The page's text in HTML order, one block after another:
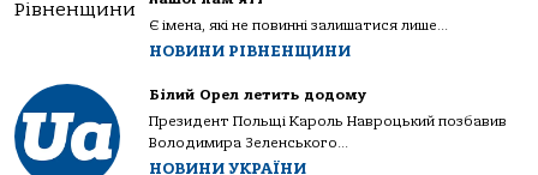
Є імена, які не повинні залишатися лише...
НОВИНИ РІВНЕНЩИНИ
Білий Орел летить додому
Президент Польщі Кароль Навроцький позбавив
Володимира Зеленського...
НОВИНИ УКРАЇНИ